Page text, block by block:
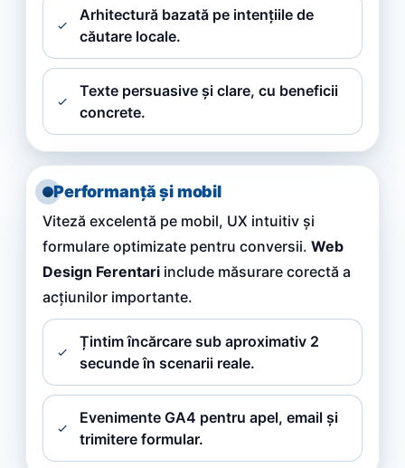
Arhitectură bazată pe intențiile de
căutare locale.
Texte persuasive și clare, cu beneficii
concrete.
Performanță și mobil
Viteză excelentă pe mobil, UX intuitiv și
formulare optimizate pentru conversii. Web
Design Ferentari include măsurare corectă a
acțiunilor importante.
Țintim încărcare sub aproximativ 2
secunde în scenarii reale.
Evenimente GA4 pentru apel, email și
trimitere formular.